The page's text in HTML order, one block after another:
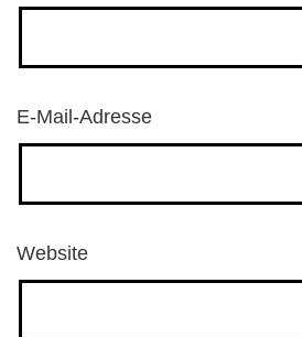
E-Mail-Adresse
Website